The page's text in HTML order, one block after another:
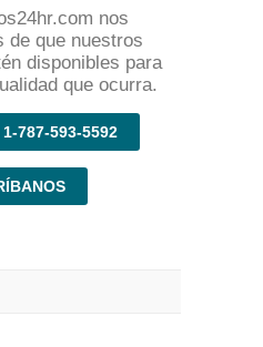
nos
de que nuestros
disponibles para
que ocurra.
787-593-5592